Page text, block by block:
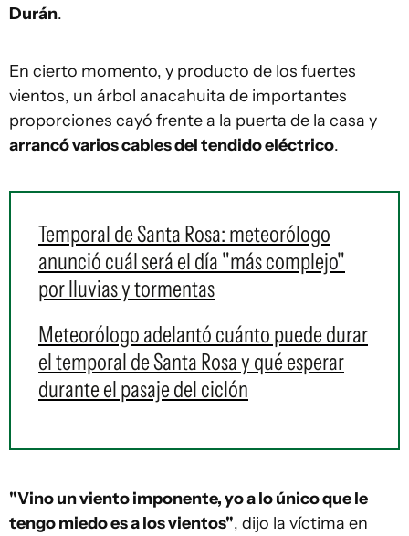
Durán.
En cierto momento, y producto de los fuertes
vientos, un árbol anacahuita de importantes
proporciones cayó frente a la puerta de la casa y
arrancó varios cables del tendido eléctrico.
Temporal de Santa Rosa: meteorólogo
anunció cuál será el día "más complejo"
por lluvias y tormentas
Meteorólogo adelantó cuánto puede durar
el temporal de Santa Rosa y qué esperar
durante el pasaje del ciclón
"Vino un viento imponente, yo a lo único que le
tengo miedo es a los vientos", dijo la víctima en